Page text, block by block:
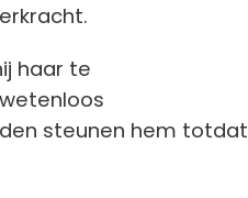
haar te
steunen hem totdat